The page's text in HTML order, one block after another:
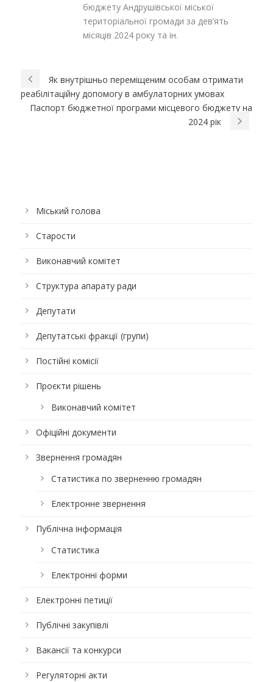
бюджету Андрушівської міської
територіальної громади за дев’ять
місяців 2024 року та ін.
Як внутрішньо переміщеним особам отримати
реабілітаційну допомогу в амбулаторних умовах
Паспорт бюджетної програми місцевого бюджету на
2024 рік
Міський голова
Старости
Виконавчий комітет
Структура апарату ради
Депутати
Депутатські фракції (групи)
Постійні комісії
Проєкти рішень
Виконавчий комітет
Офіційні документи
Звернення громадян
Статистика по зверненню громадян
Електронне звернення
Публічна інформація
Статистика
Електронні форми
Електронні петиції
Публічні закупівлі
Вакансії та конкурси
Регуляторні акти